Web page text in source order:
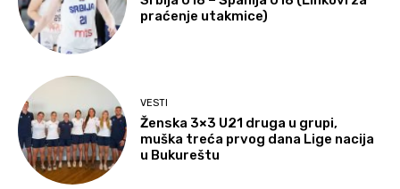
praćenje utakmice)
VESTI
Ženska 3×3 U21 druga u grupi,
muška treća prvog dana Lige nacija
u Bukureštu